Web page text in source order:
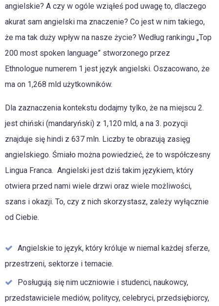
angielskie? A czy w ogóle wziąłeś pod uwagę to, dlaczego
akurat sam angielski ma znaczenie? Co jest w nim takiego,
że ma tak duży wpływ na nasze życie? Według rankingu „Top
200 most spoken language” stworzonego przez
Ethnologue numerem 1 jest język angielski. Oszacowano, że
ma on 1,268 mld użytkowników.
Dla zaznaczenia kontekstu dodajmy tylko, że na miejscu 2.
jest chiński (mandaryński) z 1,120 mld, a na 3. pozycji
znajduje się hindi z 637 mln. Liczby te obrazują zasięg
angielskiego. Śmiało można powiedzieć, że to współczesny
Lingua Franca. Angielski jest dziś takim językiem, który
otwiera przed nami wiele drzwi oraz wiele możliwości,
szans i okazji. To, czy z nich skorzystasz, zależy wyłącznie
od Ciebie.
Angielskie to język, który króluje w niemal każdej sferze,
przestrzeni, sektorze i temacie.
Posługują się nim uczniowie i studenci, naukowcy,
przedstawiciele mediów, politycy, celebryci, przedsiębiorcy,